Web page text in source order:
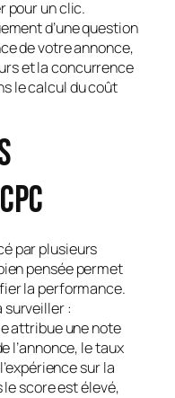
pour un clic.
d’une question
de votre annonce,
et la concurrence
le calcul du coût
par plusieurs
pensée permet
la performance.
surveiller :
attribue une note
l’annonce, le taux
sur la
score est élevé,